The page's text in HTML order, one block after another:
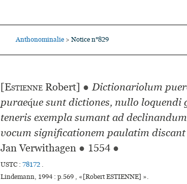
Anthonominalie > Notice n°829
[Estienne Robert] ● Dictionariolum
purae­q́ue sunt dic­tio­nes, nullo loquendi
tene­ris exem­pla sumant ad
vocum signi­fi­ca­tio­nem pau­la­tim dis­cant
Jan Verwithagen ● 1554 ●
USTC : 78172 .
Lindemann, 1994 : p.569 , «[Robert ESTIENNE] ».